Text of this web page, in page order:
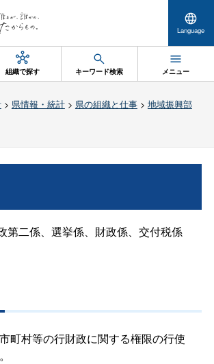
Language
組織で探す キーワード検索 メニュー
> 県情報・統計> 県の組織と仕事> 地域振興部
第二係、選挙係、財政係、交付税係
町村等の行財政に関する権限の行使